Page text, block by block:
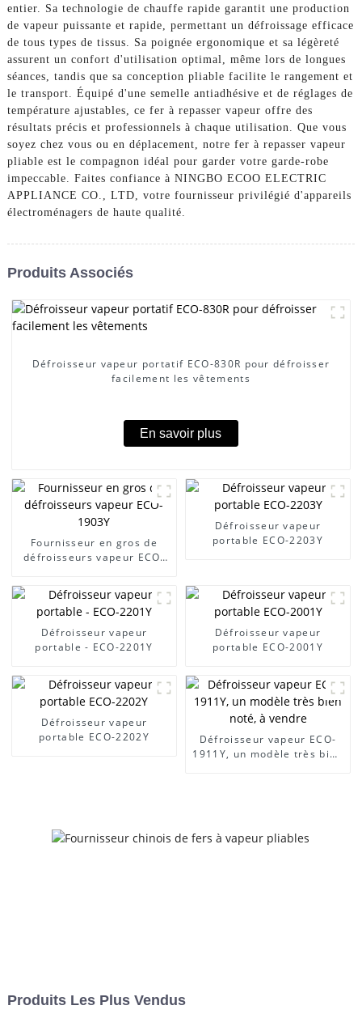
entier. Sa technologie de chauffe rapide garantit une production
de vapeur puissante et rapide, permettant un défroissage efficace
de tous types de tissus. Sa poignée ergonomique et sa légèreté
assurent un confort d'utilisation optimal, même lors de longues
séances, tandis que sa conception pliable facilite le rangement et
le transport. Équipé d'une semelle antiadhésive et de réglages de
température ajustables, ce fer à repasser vapeur offre des
résultats précis et professionnels à chaque utilisation. Que vous
soyez chez vous ou en déplacement, notre fer à repasser vapeur
pliable est le compagnon idéal pour garder votre garde-robe
impeccable. Faites confiance à NINGBO ECOO ELECTRIC
APPLIANCE CO., LTD, votre fournisseur privilégié d'appareils
électroménagers de haute qualité.
Produits Associés
Défroisseur vapeur portatif ECO-830R pour défroisser
facilement les vêtements
En savoir plus
Fournisseur en gros de
défroisseurs vapeur ECO-
Défroisseur vapeur
portable ECO-2203Y
Défroisseur vapeur
portable - ECO-2201Y
Défroisseur vapeur
portable ECO-2001Y
Défroisseur vapeur
portable ECO-2202Y
Défroisseur vapeur ECO-
1911Y, un modèle très bien
Produits Les Plus Vendus